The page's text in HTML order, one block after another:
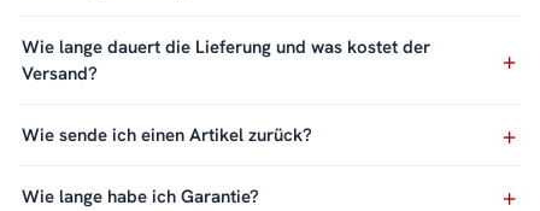
Wie lange dauert die Lieferung und was kostet der
Versand?
Wie sende ich einen Artikel zurück?
Wie lange habe ich Garantie?